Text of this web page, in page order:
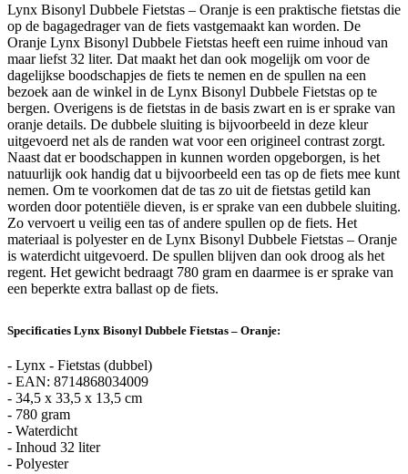
Lynx Bisonyl Dubbele Fietstas – Oranje is een praktische fietstas die
op de bagagedrager van de fiets vastgemaakt kan worden. De
Oranje Lynx Bisonyl Dubbele Fietstas heeft een ruime inhoud van
maar liefst 32 liter. Dat maakt het dan ook mogelijk om voor de
dagelijkse boodschapjes de fiets te nemen en de spullen na een
bezoek aan de winkel in de Lynx Bisonyl Dubbele Fietstas op te
bergen. Overigens is de fietstas in de basis zwart en is er sprake van
oranje details. De dubbele sluiting is bijvoorbeeld in deze kleur
uitgevoerd net als de randen wat voor een origineel contrast zorgt.
Naast dat er boodschappen in kunnen worden opgeborgen, is het
natuurlijk ook handig dat u bijvoorbeeld een tas op de fiets mee kunt
nemen. Om te voorkomen dat de tas zo uit de fietstas getild kan
worden door potentiële dieven, is er sprake van een dubbele sluiting.
Zo vervoert u veilig een tas of andere spullen op de fiets. Het
materiaal is polyester en de Lynx Bisonyl Dubbele Fietstas – Oranje
is waterdicht uitgevoerd. De spullen blijven dan ook droog als het
regent. Het gewicht bedraagt 780 gram en daarmee is er sprake van
een beperkte extra ballast op de fiets.
Specificaties Lynx Bisonyl Dubbele Fietstas – Oranje:
- Lynx - Fietstas (dubbel)
- EAN: 8714868034009
- 34,5 x 33,5 x 13,5 cm
- 780 gram
- Waterdicht
- Inhoud 32 liter
- Polyester